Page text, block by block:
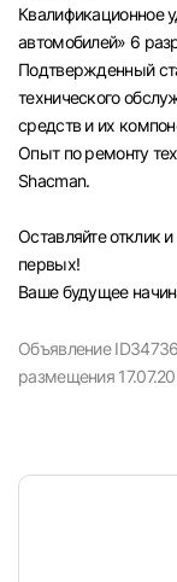
Квалификационное
автомобилей» 6
Подтвержденный
технического
средств и их
Опыт по ремонту
Shacman.
Оставляйте отклик
первых!
Ваше будущее
Объявление
размещения